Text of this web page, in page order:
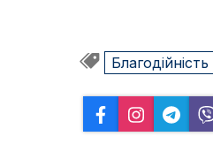
Благодійність